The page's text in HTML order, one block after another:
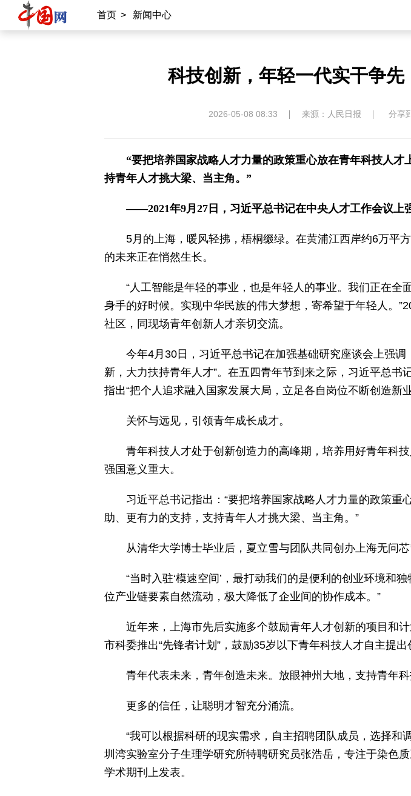
首页 > 新闻中心
科技创新，年轻一代实干争先
2026-05-08 08:33 来源：人民日报 分享
“要把培养国家战略人才力量的政策重心放在青年科技人
持青年人才挑大梁、当主角。”
——2021年9月27日，习近平总书记在中央人才工作会议上
5月的上海，暖风轻拂，梧桐缀绿。在黄浦江西岸约6万平
的未来正在悄然生长。
“人工智能是年轻的事业，也是年轻人的事业。我们正在
身手的好时候。实现中华民族的伟大梦想，寄希望于年轻人。
社区，同现场青年创新人才亲切交流。
今年4月30日，习近平总书记在加强基础研究座谈会上强
新，大力扶持青年人才”。在五四青年节到来之际，习近平总
指出“把个人追求融入国家发展大局，立足各自岗位不断创造新
关怀与远见，引领青年成长成才。
青年科技人才处于创新创造力的高峰期，培养用好青年科
强国意义重大。
习近平总书记指出：“要把培养国家战略人才力量的政策
助、更有力的支持，支持青年人才挑大梁、当主角。”
从清华大学博士毕业后，夏立雪与团队共同创办上海无问
“当时入驻‘模速空间’，最打动我们的是便利的创业环境和
位产业链要素自然流动，极大降低了企业间的协作成本。”
近年来，上海市先后实施多个鼓励青年人才创新的项目和
市科委推出“先锋者计划”，鼓励35岁以下青年科技人才自主提
青年代表未来，青年创造未来。放眼神州大地，支持青年科
更多的信任，让聪明才智充分涌流。
“我可以根据科研的现实需求，自主招聘团队成员，选择
圳湾实验室分子生理学研究所特聘研究员张浩岳，专注于染色
学术期刊上发表。